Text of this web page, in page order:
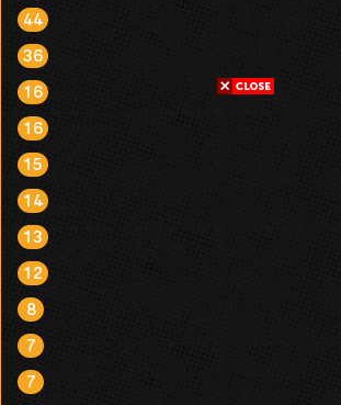
44
36
16
16
15
14
13
12
8
7
7